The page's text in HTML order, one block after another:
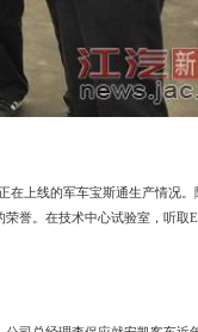
上线的军车宝斯通生产情况。
誉。在技术中心试验室，听取